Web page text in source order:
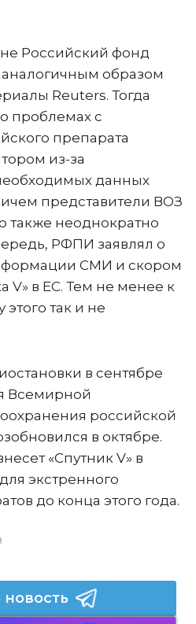
Российский фонд
образом
Reuters. Тогда
проблемах с
препарата
из-за
данных
представители ВОЗ
также неоднократно
РФПИ заявлял о
СМИ и скором
V» в ЕС. Тем не менее к
так и не
в сентябре
Всемирной
российской
в октябре.
«Спутник V» в
экстренного
до конца этого года.